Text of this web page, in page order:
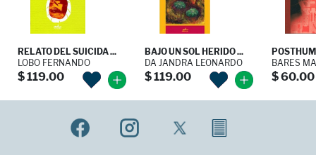
RELATO DEL SUICIDA ...
LOBO FERNANDO
$ 119.00
BAJO UN SOL HERIDO ...
DA JANDRA LEONARDO
$ 119.00
BARES
$ 60.00